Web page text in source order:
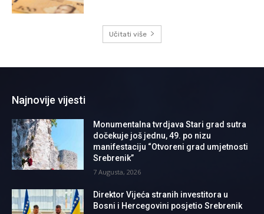
Učitati više
Najnovije vijesti
Monumentalna tvrdjava Stari grad sutra
dočekuje još jednu, 49. po nizu
manifestaciju “Otvoreni grad umjetnosti
Srebrenik”
7 Augusta, 2026
Direktor Vijeća stranih investitora u
Bosni i Hercegovini posjetio Srebrenik